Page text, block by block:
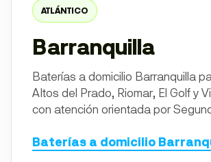
ATLÁNTICO
Barranquilla
Baterías a domicilio Barranquilla
Altos del Prado, Riomar, El Golf y
con atención orientada por
Baterías a domicilio